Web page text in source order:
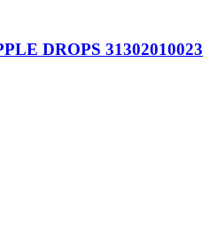
DROPS 31302010023